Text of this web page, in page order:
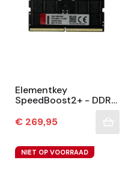
Elementkey
SpeedBoost2+ - DDR5
Geheugen – 32GB
5600MHz (PC5-
44800) – Hoge
Betrouwbare...
Prijs
€ 269,95
NIET OP VOORRAAD